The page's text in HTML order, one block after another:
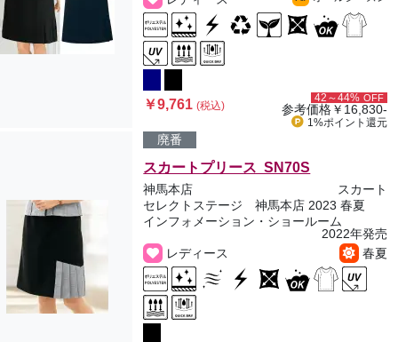
￥9,761(税込)
42～44% OFF
参考価格￥16,830-
1%ポイント 還元
廃番
スカートプリース SN70S
神馬本店
スカート
セレクトステージ 神馬本店 2023 春夏
インフォメーション・ショールーム
2022年発売
レディース
春夏